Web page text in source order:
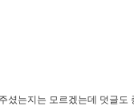
셨는지는 모르겠는데 덧글